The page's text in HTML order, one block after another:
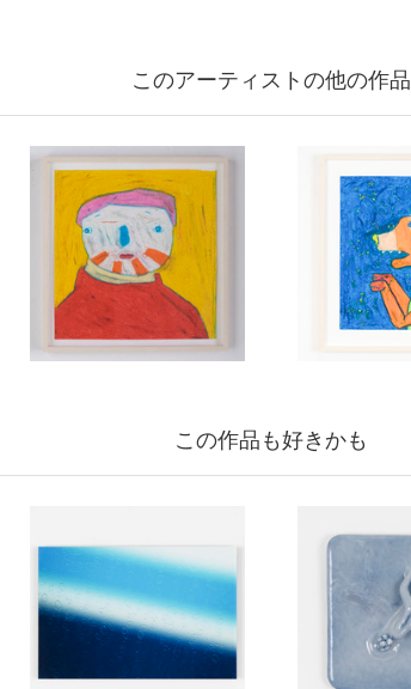
このアーティストの他の作品
この作品も好きかも